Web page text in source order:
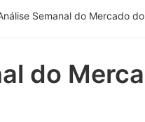
Semanal do Mercado
do